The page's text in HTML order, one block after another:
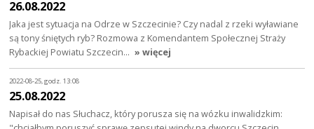
26.08.2022
Jaka jest sytuacja na Odrze w Szczecinie? Czy nadal z rzeki wyławiane
są tony śniętych ryb? Rozmowa z Komendantem Społecznej Straży
Rybackiej Powiatu Szczecin… » więcej
2022-08-25, godz. 13:08
25.08.2022
Napisał do nas Słuchacz, który porusza się na wózku inwalidzkim: